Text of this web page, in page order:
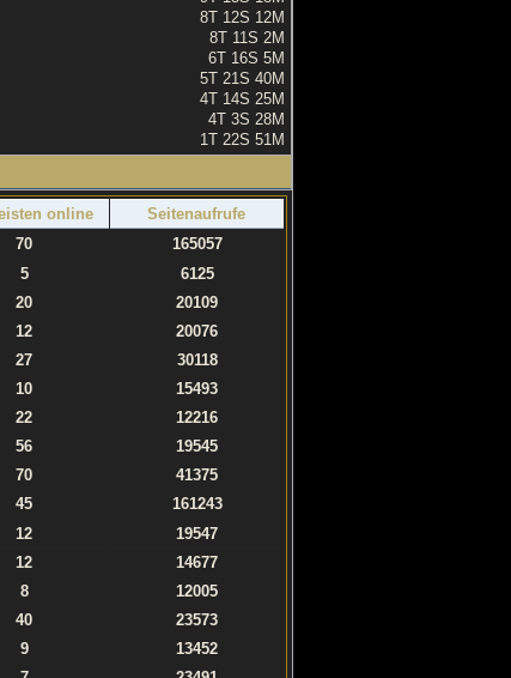
8T 12S 12M
8T 11S 2M
6T 16S 5M
5T 21S 40M
4T 14S 25M
4T 3S 28M
1T 22S 51M
online
Seitenaufrufe
70
165057
5
6125
20
20109
12
20076
27
30118
10
15493
22
12216
56
19545
70
41375
45
161243
12
19547
12
14677
8
12005
40
23573
9
13452